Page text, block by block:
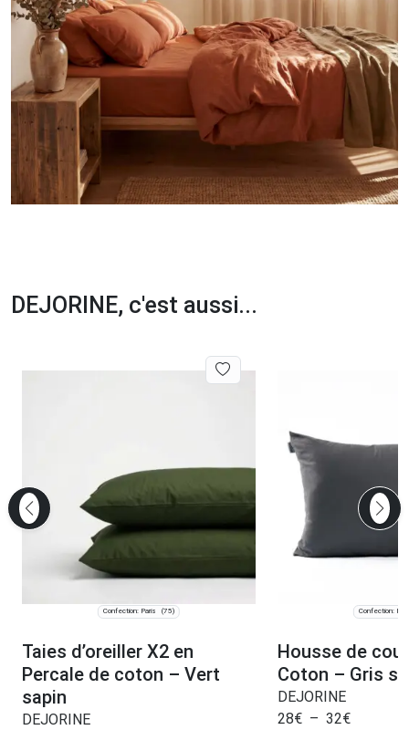
DEJORINE, c'est aussi...
Confection: Paris (75)
Taies d’oreiller X2 en
Percale de coton – Vert
sapin
DEJORINE
Confection:
Housse de
Coton – Gris
DEJORINE
28€ – 32€